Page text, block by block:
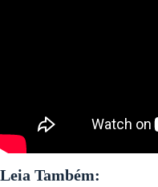
Leia Também: